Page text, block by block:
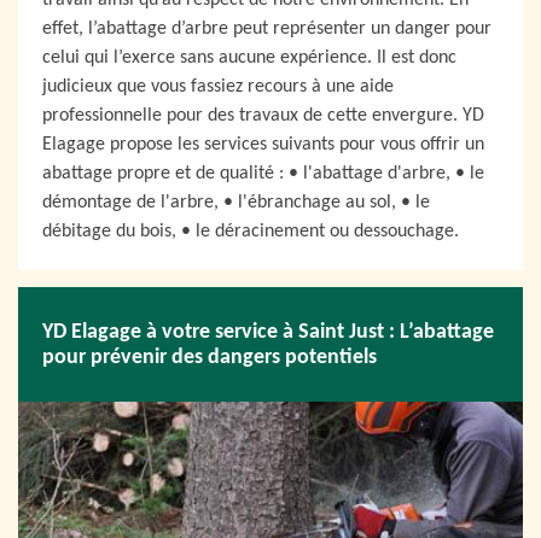
effet, l’abattage d’arbre peut représenter un danger pour
celui qui l’exerce sans aucune expérience. Il est donc
judicieux que vous fassiez recours à une aide
professionnelle pour des travaux de cette envergure. YD
Elagage propose les services suivants pour vous offrir un
abattage propre et de qualité : • l'abattage d'arbre, • le
démontage de l'arbre, • l'ébranchage au sol, • le
débitage du bois, • le déracinement ou dessouchage.
YD Elagage à votre service à Saint Just : L’abattage
pour prévenir des dangers potentiels